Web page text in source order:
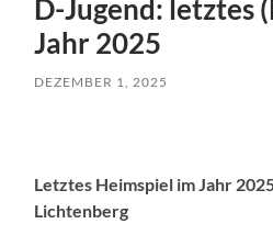
D-Jugend: letztes
Jahr 2025
DEZEMBER 1, 2025
Letztes Heimspiel im Jahr
Lichtenberg